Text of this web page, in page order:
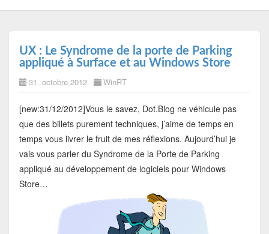
UX : Le Syndrome de la porte de Parking
appliqué à Surface et au Windows Store
31. octobre 2012 WinRT
[new:31/12/2012]Vous le savez, Dot.Blog ne véhicule pas
que des billets purement techniques, j’aime de temps en
temps vous livrer le fruit de mes réflexions. Aujourd’hui je
vais vous parler du Syndrome de la Porte de Parking
appliqué au développement de logiciels pour Windows
Store…